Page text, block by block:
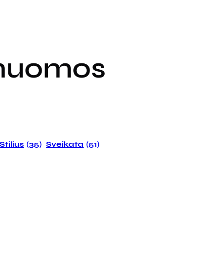
Stilius (35) Sveikata (51)